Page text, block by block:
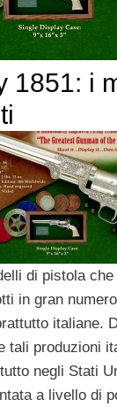
1851: i
di pistola
in gran
italiane.
tali produzioni
negli Stati
a livello di